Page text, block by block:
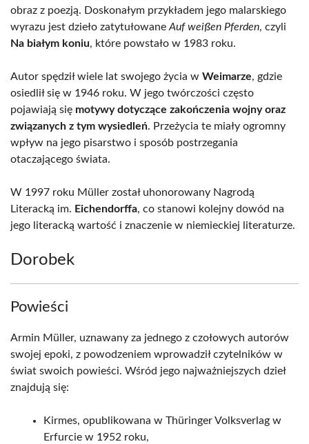
obraz z poezją. Doskonałym przykładem jego malarskiego
wyrazu jest dzieło zatytułowane Auf weißen Pferden, czyli
Na białym koniu, które powstało w 1983 roku.
Autor spędził wiele lat swojego życia w Weimarze, gdzie
osiedlił się w 1946 roku. W jego twórczości często
pojawiają się motywy dotyczące zakończenia wojny oraz
związanych z tym wysiedleń. Przeżycia te miały ogromny
wpływ na jego pisarstwo i sposób postrzegania
otaczającego świata.
W 1997 roku Müller został uhonorowany Nagrodą
Literacką im. Eichendorffa, co stanowi kolejny dowód na
jego literacką wartość i znaczenie w niemieckiej literaturze.
Dorobek
Powieści
Armin Müller, uznawany za jednego z czołowych autorów
swojej epoki, z powodzeniem wprowadził czytelników w
świat swoich powieści. Wśród jego najważniejszych dzieł
znajdują się:
Kirmes, opublikowana w Thüringer Volksverlag w
Erfurcie w 1952 roku,